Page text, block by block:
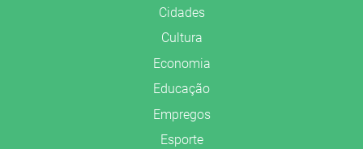
Cidades
Cultura
Economia
Educação
Empregos
Esporte